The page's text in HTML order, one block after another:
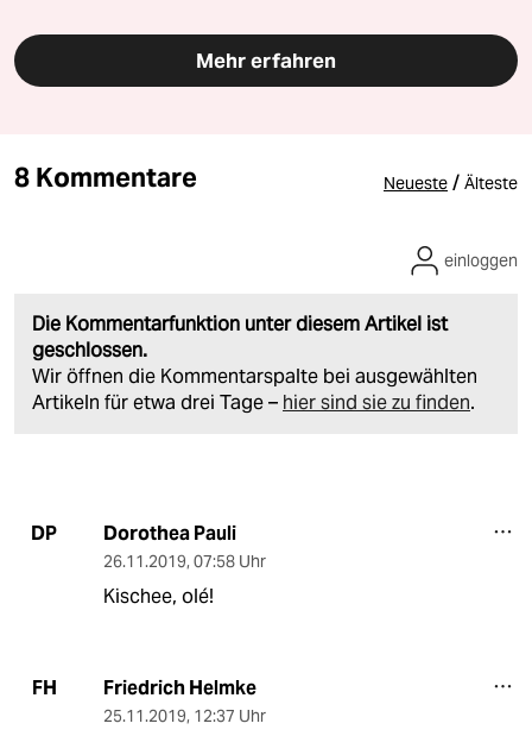
Mehr erfahren
8 Kommentare Neueste / Älteste
Die Kommentarfunktion unter diesem Artikel ist
geschlossen.
Wir öffnen die Kommentarspalte bei ausgewählten
Artikeln für etwa drei Tage – hier sind sie zu finden.
einloggen
DP Dorothea Pauli
26.11.2019, 07:58 Uhr
Kischee, olé!
FH Friedrich Helmke
25.11.2019, 12:37 Uhr